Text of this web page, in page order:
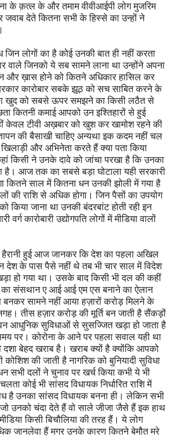
के क़त्ल के और तमाम वीवीआईपी लोग मुजरिम
देते कितना सभी के हिस्से का उन्हों ने
लोगों का है कोई उनकी बात ही नहीं करता
वाले जिनको ये सब सामने लाना था उन्होंने अपना
और ख़ास होने को कितने अधिकार हासिल कर
कारोबार सबके झूठ को सच साबित करने के
खुद को सबसे ऊपर समझने का किसी लठैत से
कितनी कमाई आपको उन इश्तिहारों से हुई
केवल टीवी अख़बार को खुश कर खामोश रहने की
की बैसाखी चाहिए अन्यथा इक कदम नहीं चल
और अभिनेता करते हैं क्या पता किया
किसी ने उनके दावे को जांचा परखा है कि उनका
है। आज तक का सबसे बड़ा घोटाला यही सरकारी
कितने साल में कितना धन उनकी झोली में गया है
की राशि से अधिक होगा। जिन पैसों का उपयोग
जाना था उनकी बंदरबांट होती रही इन
कारोबारी उद्योगपति लोगों में मीडिया वालों
हैरानी हुई आज जानकर कि देश का पहला अखिल
देश के पास पैसे नहीं थे तब भी चार साल में विदेश
हो गया था। उसके बाद किसी भी दल की कहीं
संसथान ए आई आई एम एस बनाने का ऐलान
बनकर सामने नहीं आया हज़ारों करोड़ मिलने के
तीस हज़ार करोड़ की मूर्ति बन जाती है सैंकड़ों
आधुनिक सुविधाओं से सुसज्जित खड़ा हो जाता है
पर। कोरोना के आने पर पहला सवाल यही था
बेहद खराब है। खराब क्यों है क्योंकि आपको
की जाती है नागरिक को बुनियादी सुविधा
सभी दलों ने चुनाव पर खर्च किया कभी ये भी
कोई भी सांसद विधायक निर्धारित राशि में
है उनका सांसद विधायक बनना ही। लेकिन सभी
उनको चंदा देते हैं वो साले जीजा जैसे हैं इक हाथ
किसी बिचौलिया की तरह हैं। ये लोग
जानलेवा हैं मगर उनके कारण कितने बेमौत मरे